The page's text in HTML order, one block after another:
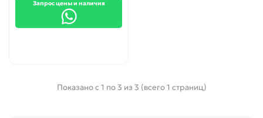
Запрос цены и наличия
Показано с 1 по 3 из 3 (всего 1 страниц)